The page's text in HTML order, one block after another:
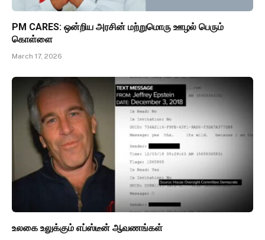
PM CARES: ஒன்றிய அரசின் மற்றுமொரு ஊழல் பெரும்
கொள்ளை
March 17, 2026
உலகை உலுக்கும் எப்ஸ்டீன் ஆவணங்கள்